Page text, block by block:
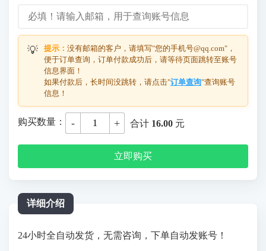
💡 提示： 没有邮箱的客户，请填写"您的手机号@qq.com"，
便于订单查询，订单付款成功后，请等待页面跳转至账号
信息界面！
如果付款后，长时间没跳转，请点击"订单查询"查询账号
信息！
购买数量： - + 合计 16.00 元
立即购买
详细介绍
24小时全自动发货，无需咨询，下单自动发账号！